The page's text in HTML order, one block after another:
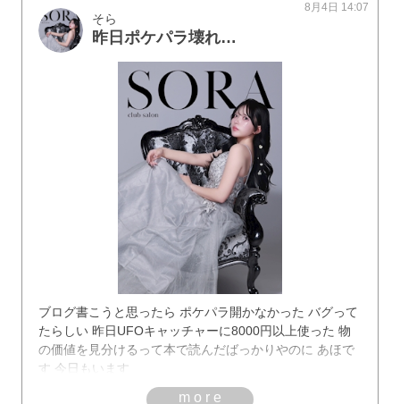
そら
昨日ポケパラ壊れてた
8月4日 14:07
ブログ書こうと思ったら ポケパラ開かなかった バグって
たらしい 昨日UFOキャッチャーに8000円以上使った 物
の価値を見分けるって本で読んだばっかりやのに あほで
す 今日もいます
more